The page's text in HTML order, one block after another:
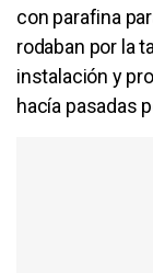
con parafina
rodaban por la
instalación y
hacía pasadas